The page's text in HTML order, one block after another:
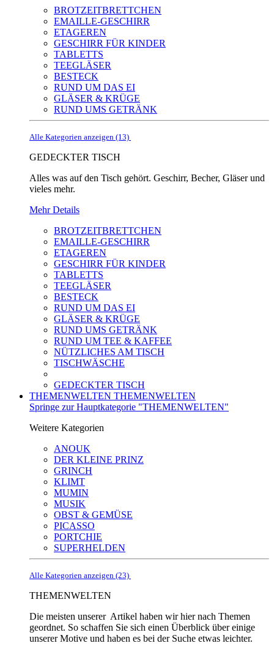
BROTZEITBRETTCHEN
EMAILLE-GESCHIRR
ETAGEREN
GESCHIRR FÜR KINDER
TABLETTS
TEEGLÄSER
BESTECK
RUND UM DAS EI
GLÄSER & KRÜGE
RUND UMS GETRÄNK
Alle Kategorien anzeigen (13)
GEDECKTER TISCH
Alles was auf den Tisch gehört. Geschirr, Becher, Gläser und
vieles mehr.
Mehr Details
BROTZEITBRETTCHEN
EMAILLE-GESCHIRR
ETAGEREN
GESCHIRR FÜR KINDER
TABLETTS
TEEGLÄSER
BESTECK
RUND UM DAS EI
GLÄSER & KRÜGE
RUND UMS GETRÄNK
RUND UM TEE & KAFFEE
NÜTZLICHES AM TISCH
TISCHWÄSCHE
GEDECKTER TISCH
THEMENWELTEN THEMENWELTEN
Springe zur Hauptkategorie "THEMENWELTEN"
Weitere Kategorien
ANOUK
DER KLEINE PRINZ
GRINCH
KLIMT
MUMIN
MUSIK
OBST & GEMÜSE
PICASSO
PORTCHIE
SUPERHELDEN
Alle Kategorien anzeigen (23)
THEMENWELTEN
Die meisten unserer Artikel haben wir hier nach Themen
geordnet. So schaffen Sie sich einen Überblick über einige
unserer Motive und haben es bei der Suche etwas leichter.